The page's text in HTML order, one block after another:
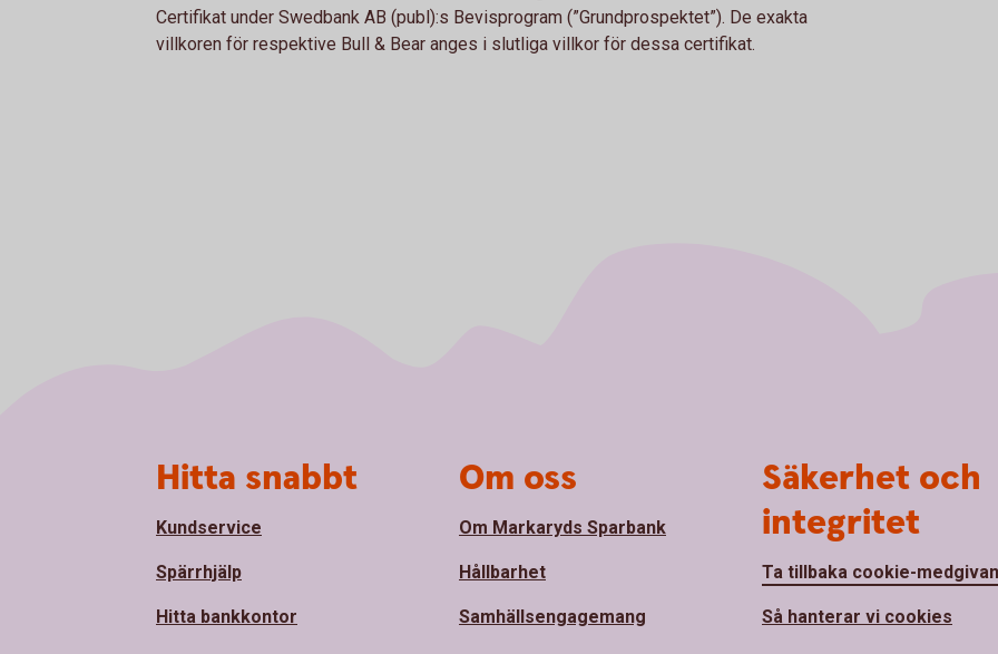
Certifikat under Swedbank AB (publ):s Bevisprogram (”Grundprospektet”). De exakta
villkoren för respektive Bull & Bear anges i slutliga villkor för dessa certifikat.
Hitta snabbt
Kundservice
Spärrhjälp
Hitta bankkontor
Om oss
Om Markaryds Sparbank
Hållbarhet
Samhällsengagemang
Säkerhet och
integritet
Ta tillbaka cookie-
Så hanterar vi cookies